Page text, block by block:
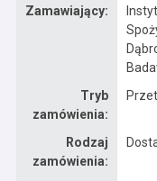
Zamawiający:
Tryb
zamówienia:
Rodzaj
zamówienia: